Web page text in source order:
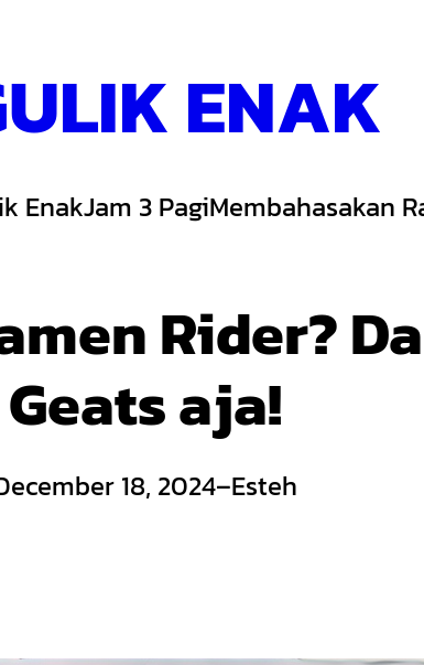
ENAK
EnakJam 3 PagiMembahasakan
Rider?
Geats aja!
18, 2024–Esteh